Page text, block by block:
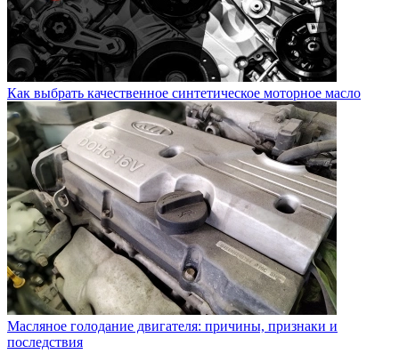
Как выбрать качественное синтетическое моторное масло
Масляное голодание двигателя: причины, признаки и
последствия